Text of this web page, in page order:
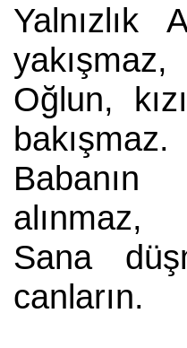
Yalnızlık
yakışmaz,
Oğlun,
bakışmaz.
alınmaz,
Sana
canların.